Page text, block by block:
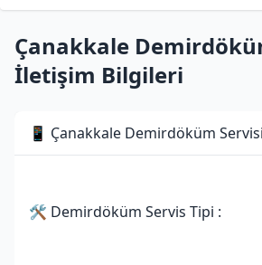
Çanakkale
İletişim Bilgileri
📱 Çanakkale Demirdöküm
🛠 Demirdöküm Servis Tipi :